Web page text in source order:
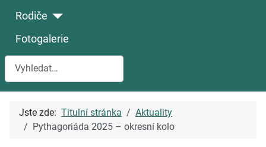
Rodiče
Fotogalerie
Hledat
Jste zde: Titulní stránka
Aktuality
Pythagoriáda 2025 – okresní kolo